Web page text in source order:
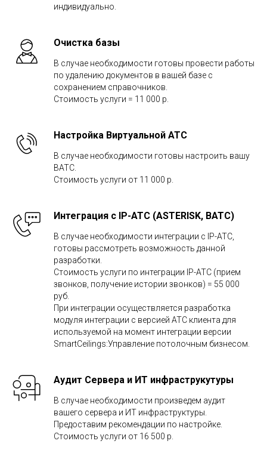
индивидуально.
Очистка базы
В случае необходимости готовы провести работы
по удалению документов в вашей базе с
сохранением справочников.
Стоимость услуги = 11 000 р.
Настройка Виртуальной АТС
В случае необходимости готовы настроить вашу
ВАТС.
Стоимость услуги от 11 000 р.
Интеграция с IP-АТС (ASTERISK, ВАТС)
В случае необходимости интеграции с IP-АТС,
готовы рассмотреть возможность данной
разработки.
Стоимость услуги по интеграции IP-АТС (прием
звонков, получение истории звонков) = 55 000
руб.
При интеграции осуществляется разработка
модуля интеграции с версией АТС клиента для
используемой на момент интеграции версии
SmartCeilings:Управление потолочным бизнесом.
Аудит Сервера и ИТ инфраструкутуры
В случае необходимости произведем аудит
вашего сервера и ИТ инфраструктуры.
Предоставим рекомендации по настройке.
Стоимость услуги от 16 500 р.